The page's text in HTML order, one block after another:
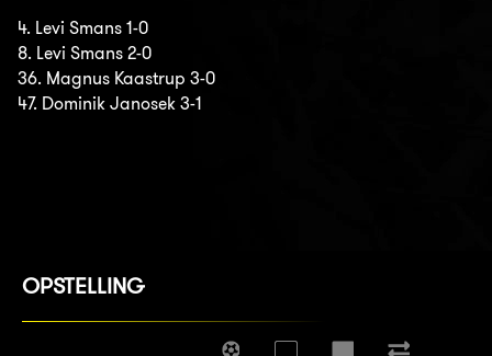
4. Levi Smans 1-0
8. Levi Smans 2-0
36. Magnus Kaastrup 3-0
47. Dominik Janosek 3-1
OPSTELLING